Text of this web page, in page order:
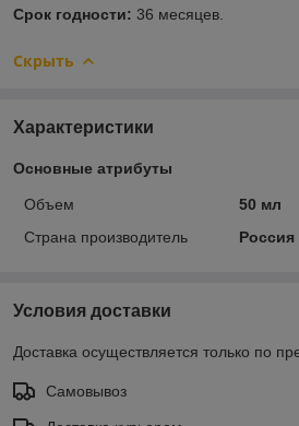
Срок годности: 36 месяцев.
Скрыть
Характеристики
Основные атрибуты
Объем
50 мл
Страна производитель
Россия
Условия доставки
Доставка осуществляется только по
Самовывоз